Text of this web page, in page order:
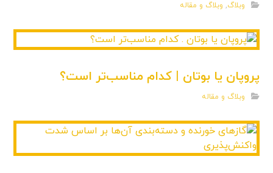
وبلاگ, وبلاگ و مقاله
پروپان یا بوتان | کدام مناسب‌تر است؟
وبلاگ و مقاله